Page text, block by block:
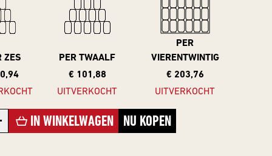
ZES
PER TWAALF
€ 101,88
UITVERKOCHT
PER
VIERENTWINTIG
€ 203,76
UITVERKOCHT
IN WINKELWAGEN NU KOPEN